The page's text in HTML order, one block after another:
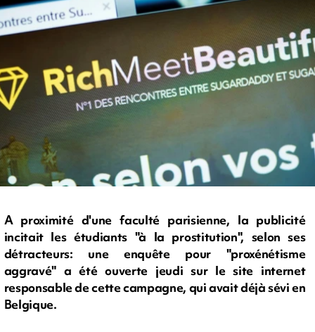
A proximité d'une faculté parisienne, la publicité
incitait les étudiants "à la prostitution", selon ses
détracteurs: une enquête pour "proxénétisme
aggravé" a été ouverte jeudi sur le site internet
responsable de cette campagne, qui avait déjà sévi en
Belgique.